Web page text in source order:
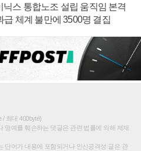
닉스 통합노조 설립 움직임 본격
급 체계 불만에 3500명 결집
/ 최대 400byte)
명예를 훼손하는 댓글은 관련 법률에 의해 제재
단어가 내용에 포함되거나 인신공격성 글은 관